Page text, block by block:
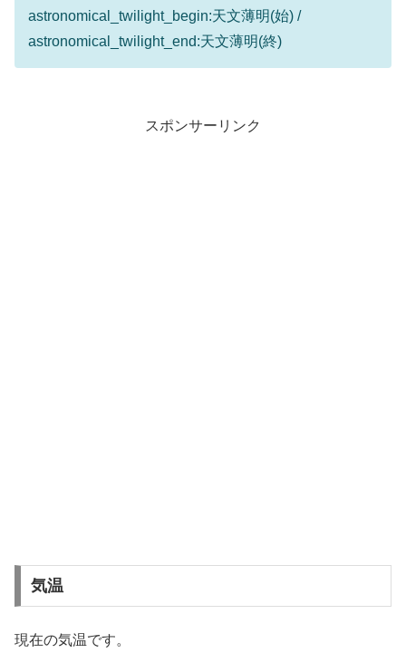
astronomical_twilight_begin:天文薄明(始) /
astronomical_twilight_end:天文薄明(終)
スポンサーリンク
気温
現在の気温です。